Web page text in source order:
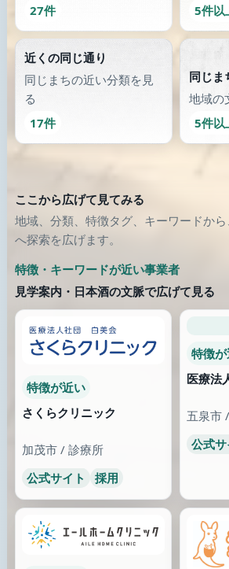
27件
5件以
近くの同じ通り
同じまちの近い分類を見
る
17件
同じま
地域の
5件以
ここから広げて見てみる
地域、分類、特徴タグ、キーワードか
へ探索を広げます。
特徴・キーワードが近い事業者
見学案内・日本酒の文脈で広げて見る
特徴が近い
さくらクリニック
加茂市 / 診療所
公式サイト
採用
特徴
医療法
五泉市
公式サ